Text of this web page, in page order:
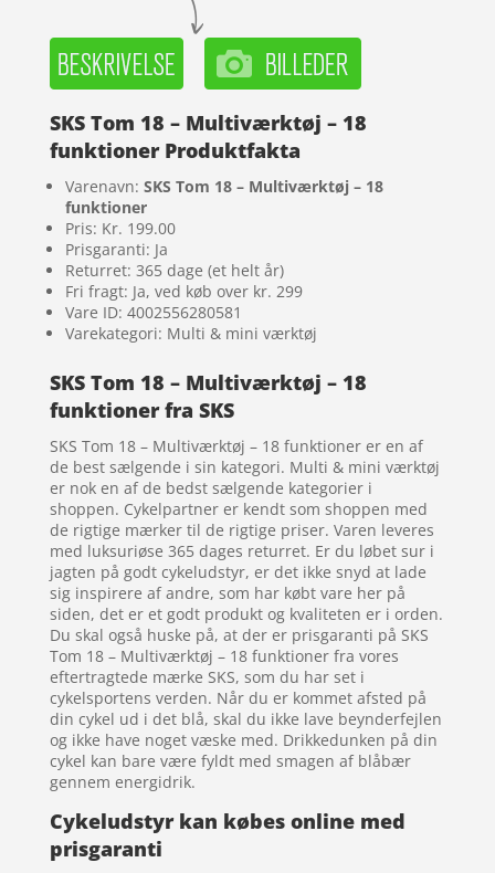
SKS Tom 18 – Multiværktøj – 18
funktioner Produktfakta
Varenavn: SKS Tom 18 – Multiværktøj – 18
funktioner
Pris: Kr. 199.00
Prisgaranti: Ja
Returret: 365 dage (et helt år)
Fri fragt: Ja, ved køb over kr. 299
Vare ID: 4002556280581
Varekategori: Multi & mini værktøj
SKS Tom 18 – Multiværktøj – 18
funktioner fra SKS
SKS Tom 18 – Multiværktøj – 18 funktioner er en af
de best sælgende i sin kategori. Multi & mini værktøj
er nok en af de bedst sælgende kategorier i
shoppen. Cykelpartner er kendt som shoppen med
de rigtige mærker til de rigtige priser. Varen leveres
med luksuriøse 365 dages returret. Er du løbet sur i
jagten på godt cykeludstyr, er det ikke snyd at lade
sig inspirere af andre, som har købt vare her på
siden, det er et godt produkt og kvaliteten er i orden.
Du skal også huske på, at der er prisgaranti på SKS
Tom 18 – Multiværktøj – 18 funktioner fra vores
eftertragtede mærke SKS, som du har set i
cykelsportens verden. Når du er kommet afsted på
din cykel ud i det blå, skal du ikke lave beynderfejlen
og ikke have noget væske med. Drikkedunken på din
cykel kan bare være fyldt med smagen af blåbær
gennem energidrik.
Cykeludstyr kan købes online med
prisgaranti